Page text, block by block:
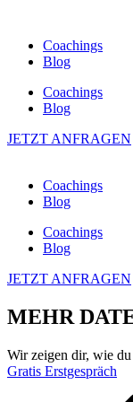
Coachings
Blog
Coachings
Blog
JETZT ANFRAGEN
Coachings
Blog
Coachings
Blog
JETZT ANFRAGEN
MEHR
Wir zeigen dir, wie
Gratis Erstgespräch